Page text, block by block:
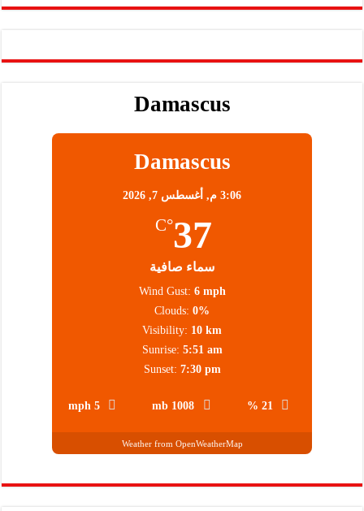
Damascus
Damascus
3:06 م, أغسطس 7, 2026
37
°C
سماء صافية
21 %
1008 mb
5 mph
Wind Gust: 6 mph
Clouds: 0%
Visibility: 10 km
Sunrise: 5:51 am
Sunset: 7:30 pm
Weather from OpenWeatherMap